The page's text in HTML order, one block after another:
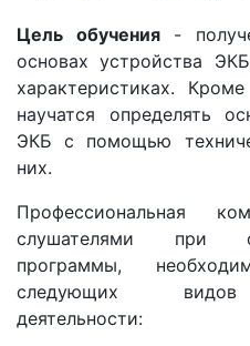
Цель обучения-
основах устройства
характеристиках.
научатся определять
ЭКБ с помощью
них.
Профессиональная
слушателями при
программы,
следующих видов
деятельности: